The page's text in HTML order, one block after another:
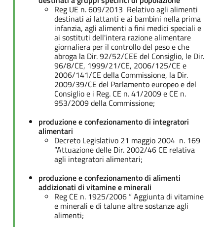
Reg UE n. 609/2013 Relativo agli alimenti
destinati ai lattanti e ai bambini nella prima
infanzia, agli alimenti a fini medici speciali e
ai sostituti dell'intera razione alimentare
giornaliera per il controllo del peso e che
abroga la Dir. 92/52/CEE del Consiglio, le Dir.
96/8/CE, 1999/21/CE, 2006/125/CE e
2006/141/CE della Commissione, la Dir.
2009/39/CE del Parlamento europeo e del
Consiglio e i Reg. CE n. 41/2009 e CE n.
953/2009 della Commissione;
produzione e confezionamento di integratori
alimentari
Decreto Legislativo 21 maggio 2004 n. 169
“Attuazione delle Dir. 2002/46 CE relativa
agli integratori alimentari;
produzione e confezionamento di alimenti
addizionati di vitamine e minerali
Reg CE n. 1925/2006 “ Aggiunta di vitamine
e minerali e di talune altre sostanze agli
alimenti;